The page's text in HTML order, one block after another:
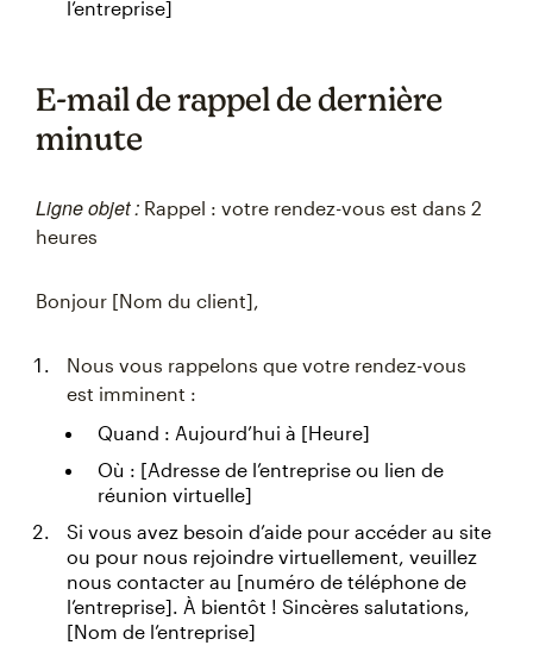
l’entreprise]
E-mail de rappel de dernière
minute
Ligne objet : Rappel : votre rendez-vous est dans 2
heures
Bonjour [Nom du client],
Nous vous rappelons que votre rendez-vous
est imminent :
Quand : Aujourd’hui à [Heure]
Où : [Adresse de l’entreprise ou lien de
réunion virtuelle]
Si vous avez besoin d’aide pour accéder au site
ou pour nous rejoindre virtuellement, veuillez
nous contacter au [numéro de téléphone de
l’entreprise]. À bientôt ! Sincères salutations,
[Nom de l’entreprise]